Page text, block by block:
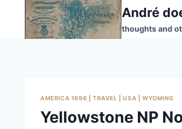
André
thoughts and
AMERICA 1996 TRAVEL |USA WYOMING
Yellowstone NP